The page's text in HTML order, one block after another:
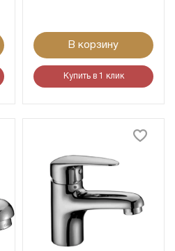
В корзину
Купить в 1 клик